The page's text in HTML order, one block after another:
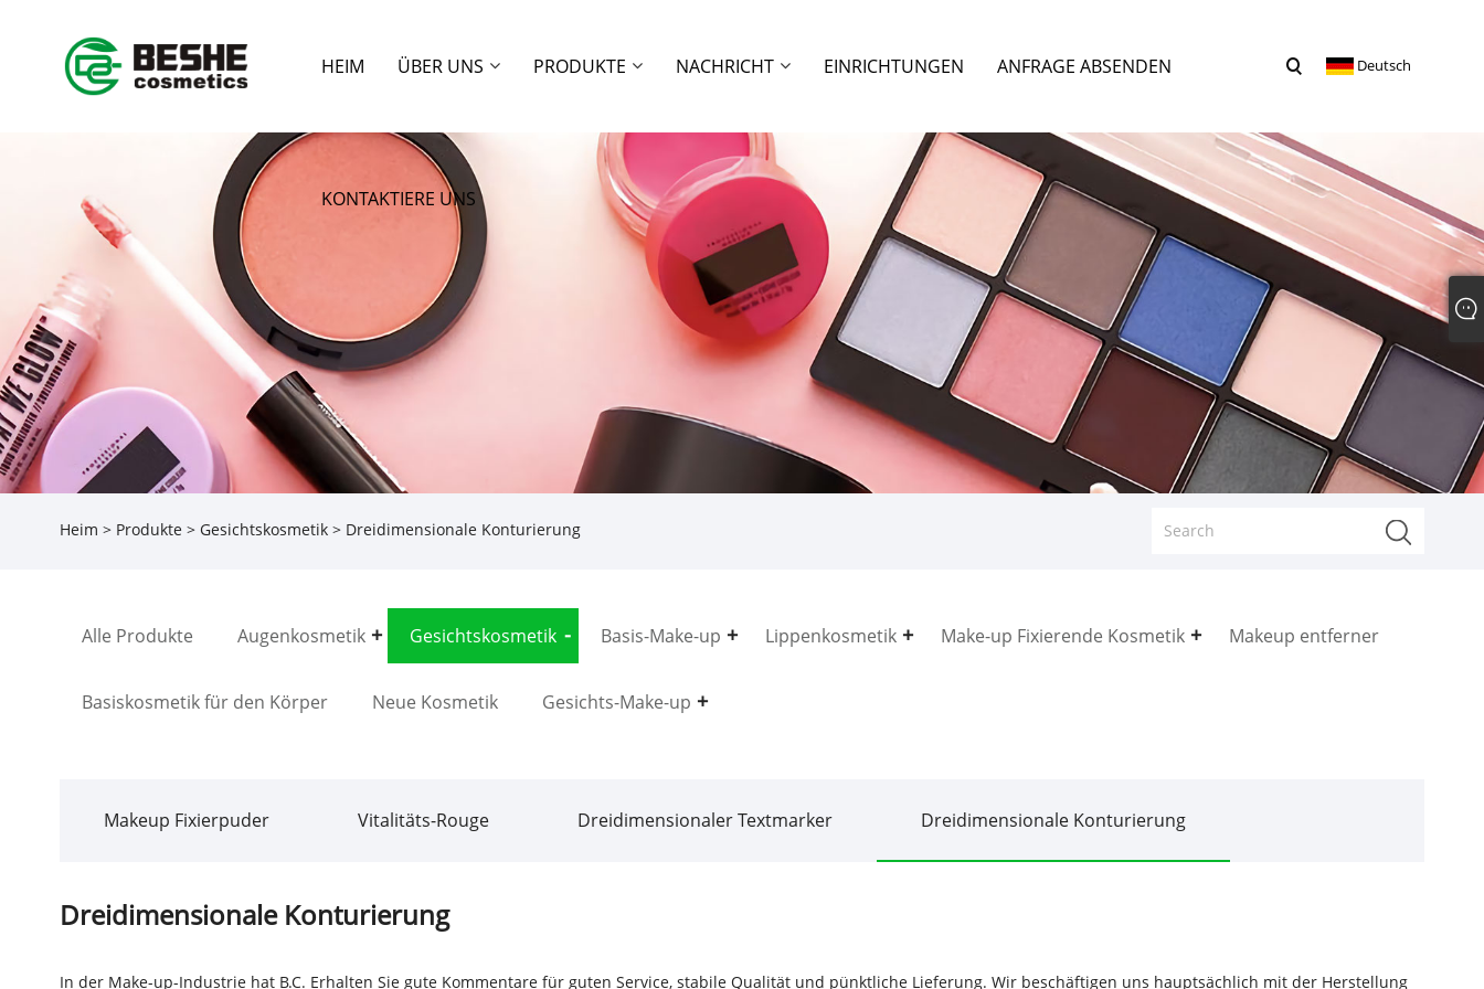
HEIM ÜBER UNS PRODUKTE NACHRICHT EINRICHTUNGEN ANFRAGE ABSENDEN
KONTAKTIERE UNS
Deutsch
Heim > Produkte> Gesichtskosmetik> Dreidimensionale Konturierung
Alle Produkte Augenkosmetik Gesichtskosmetik Basis-Make-up Lippenkosmetik Make-up Fixierende Kosmetik Makeup entferner
Basiskosmetik für den Körper Neue Kosmetik Gesichts-Make-up
Makeup Fixierpuder Vitalitäts-Rouge Dreidimensionaler Textmarker Dreidimensionale Konturierung
Dreidimensionale Konturierung
In der Make-up-Industrie hat B.C. Erhalten Sie gute Kommentare für guten Service, stabile Qualität und pünktliche Lieferung. Wir beschäftigen uns hauptsächlich mit der Herstellung